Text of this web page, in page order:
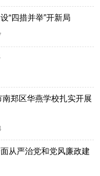
“四措并举”开新局
郑区华燕学校扎实开展
从严治党和党风廉政建